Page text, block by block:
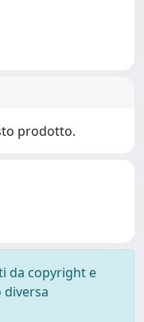
prodotto.
da copyright e